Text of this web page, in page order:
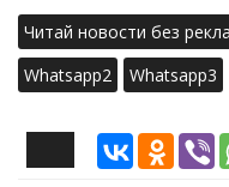
Читай новости без
Whatsapp2
Whatsapp3